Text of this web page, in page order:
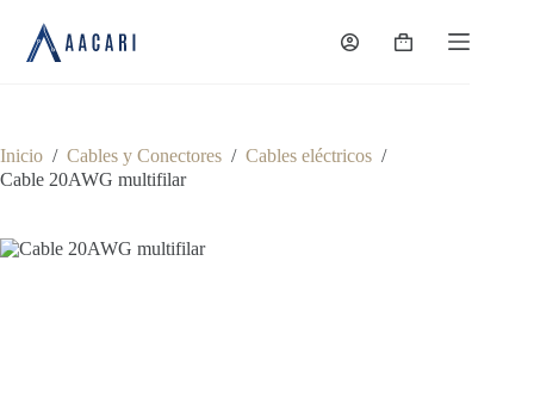
contenido
Carro
Inicio / Cables y Conectores / Cables eléctricos /
Cable 20AWG multifilar